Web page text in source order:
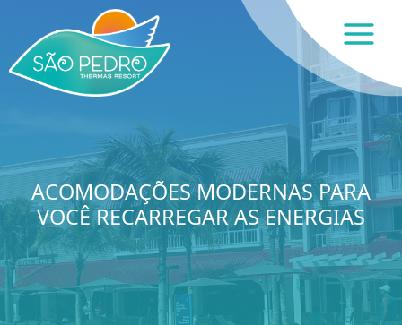
ACOMODAÇÕES MODERNAS PARA
VOCÊ RECARREGAR AS ENERGIAS